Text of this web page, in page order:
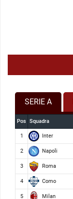
SERIE A
Pos Squadra
1 Inter
2 Napoli
3 Roma
4 Como
5 Milan